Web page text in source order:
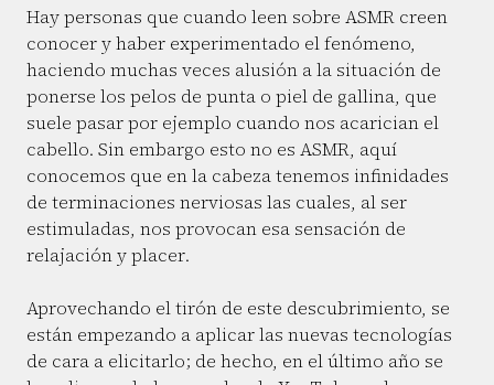
Hay personas que cuando leen sobre ASMR creen
conocer y haber experimentado el fenómeno,
haciendo muchas veces alusión a la situación de
ponerse los pelos de punta o piel de gallina, que
suele pasar por ejemplo cuando nos acarician el
cabello. Sin embargo esto no es ASMR, aquí
conocemos que en la cabeza tenemos infinidades
de terminaciones nerviosas las cuales, al ser
estimuladas, nos provocan esa sensación de
relajación y placer.
Aprovechando el tirón de este descubrimiento, se
están empezando a aplicar las nuevas tecnologías
de cara a elicitarlo; de hecho, en el último año se